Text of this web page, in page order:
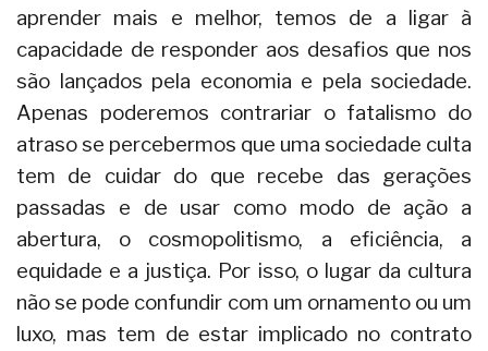
aprender mais e melhor, temos de a ligar à
capacidade de responder aos desafios que nos
são lançados pela economia e pela sociedade.
Apenas poderemos contrariar o fatalismo do
atraso se percebermos que uma sociedade culta
tem de cuidar do que recebe das gerações
passadas e de usar como modo de ação a
abertura, o cosmopolitismo, a eficiência, a
equidade e a justiça. Por isso, o lugar da cultura
não se pode confundir com um ornamento ou um
luxo, mas tem de estar implicado no contrato